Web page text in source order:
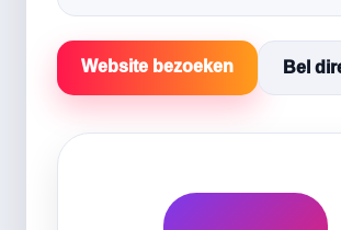
Website bezoeken Bel